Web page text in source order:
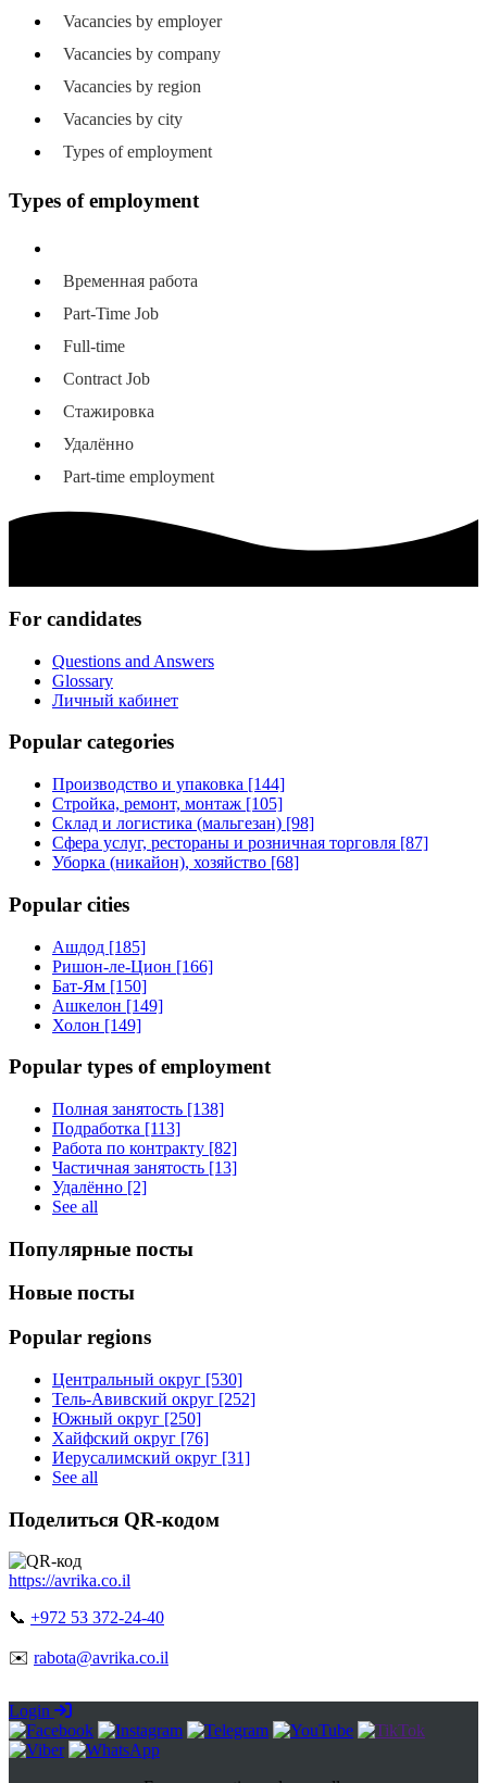
Vacancies by employer
Vacancies by company
Vacancies by region
Vacancies by city
Types of employment
Types of employment
Временная работа
Part-Time Job
Full-time
Contract Job
Стажировка
Удалённо
Part-time employment
For candidates
Questions and Answers
Glossary
Личный кабинет
Popular categories
Производство и упаковка [144]
Стройка, ремонт, монтаж [105]
Склад и логистика (мальгезан) [98]
Сфера услуг, рестораны и розничная торговля [87]
Уборка (никайон), хозяйство [68]
Popular cities
Ашдод [185]
Ришон-ле-Цион [166]
Бат-Ям [150]
Ашкелон [149]
Холон [149]
Popular types of employment
Полная занятость [138]
Подработка [113]
Работа по контракту [82]
Частичная занятость [13]
Удалённо [2]
See all
Популярные посты
Новые посты
Popular regions
Центральный округ [530]
Тель-Авивский округ [252]
Южный округ [250]
Хайфский округ [76]
Иерусалимский округ [31]
See all
Поделиться QR-кодом
https://avrika.co.il
📞 +972 53 372-24-40
✉️ rabota@avrika.co.il
Login